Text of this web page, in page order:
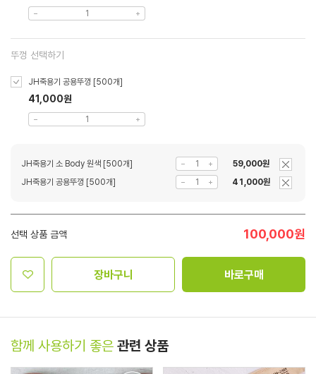
뚜껑 선택하기
JH죽용기 공용뚜껑 [500개]
41,000원
JH죽용기 소 Body 원색 [500개]
59,000원
JH죽용기 공용뚜껑 [500개]
41,000원
선택 상품 금액 100,000원
장바구니 바로구매
함께 사용하기 좋은 관련 상품